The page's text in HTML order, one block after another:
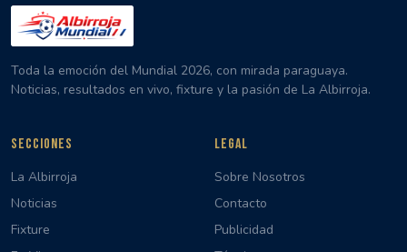
Toda la emoción del Mundial 2026, con mirada paraguaya.
Noticias, resultados en vivo, fixture y la pasión de La Albirroja.
SECCIONES
La Albirroja
Noticias
Fixture
LEGAL
Sobre Nosotros
Contacto
Publicidad